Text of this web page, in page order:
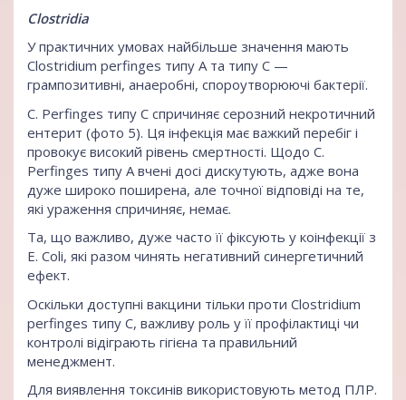
Clostridiа
У практичних умовах найбільше значення мають
Clostridium perfinges типу А та типу С —
грампозитивні, анаеробні, спороутворюючі бактерії.
C. Perfinges типу С спричиняє серозний некротичний
ентерит (фото 5). Ця інфекція має важкий перебіг і
провокує високий рівень смертності. Щодо C.
Perfinges типу А вчені досі дискутують, адже вона
дуже широко поширена, але точної відповіді на те,
які ураження спричиняє, немає.
Та, що важливо, дуже часто її фіксують у коінфекції з
E. Coli, які разом чинять негативний синергетичний
ефект.
Оскільки доступні вакцини тільки проти Clostridium
perfinges типу С, важливу роль у її профілактиці чи
контролі відіграють гігієна та правильний
менеджмент.
Для виявлення токсинів використовують метод ПЛР.